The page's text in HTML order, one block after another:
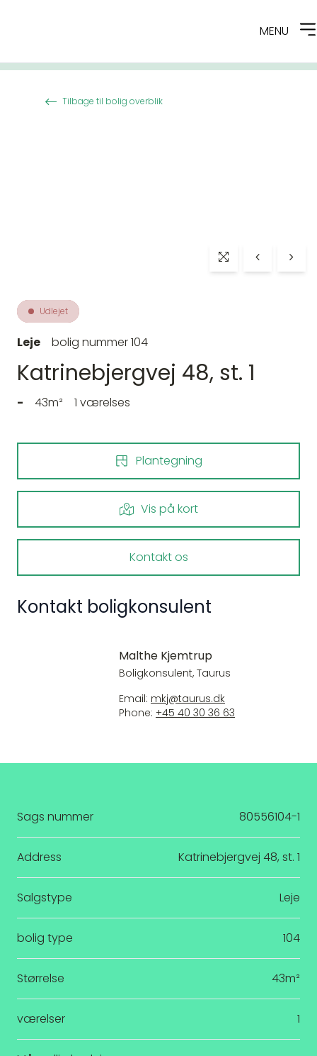
MENU
Tilbage til bolig overblik
Udlejet
Leje bolig nummer 104
Katrinebjergvej 48, st. 1
- 43m² 1 værelses
Plantegning
Vis på kort
Kontakt os
Kontakt boligkonsulent
Malthe Kjemtrup
Boligkonsulent, Taurus
Email: mkj@taurus.dk
Phone: +45 40 30 36 63
Sags nummer 80556104-1
Address Katrinebjergvej 48, st. 1
Salgstype Leje
bolig type 104
Størrelse 43m²
værelser 1